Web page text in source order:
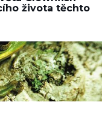
života těchto